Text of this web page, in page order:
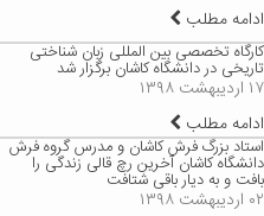
ادامه مطلب
کارگاه تخصصی بین المللی زبان شناختی
تاریخی در دانشگاه کاشان برگزار شد
۱۷ اردیبهشت ۱۳۹۸
ادامه مطلب
استاد بزرگ فرش کاشان و مدرس گروه فرش
دانشگاه کاشان آخرین رچ قالی زندگی را
بافت و به دیار باقی شتافت
۰۲ اردیبهشت ۱۳۹۸